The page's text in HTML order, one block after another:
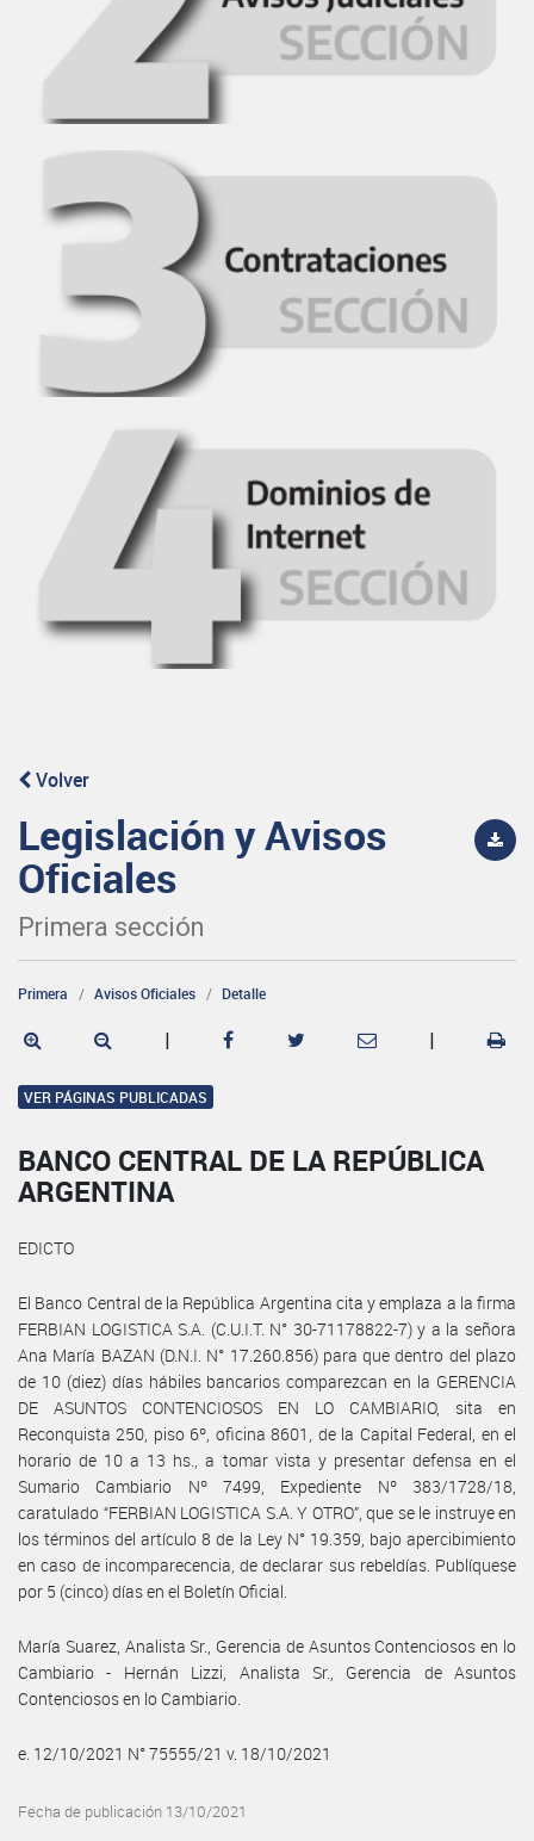
Volver
Legislación y Avisos
Oficiales
Primera sección
Primera Avisos Oficiales Detalle
| |
VER PÁGINAS PUBLICADAS
BANCO CENTRAL DE LA REPÚBLICA
ARGENTINA
EDICTO
El Banco Central de la República Argentina cita y emplaza a la firma
FERBIAN LOGISTICA S.A. (C.U.I.T. N° 30-71178822-7) y a la señora
Ana María BAZAN (D.N.I. N° 17.260.856) para que dentro del plazo
de 10 (diez) días hábiles bancarios comparezcan en la GERENCIA
DE ASUNTOS CONTENCIOSOS EN LO CAMBIARIO, sita en
Reconquista 250, piso 6º, oficina 8601, de la Capital Federal, en el
horario de 10 a 13 hs., a tomar vista y presentar defensa en el
Sumario Cambiario Nº 7499, Expediente Nº 383/1728/18,
caratulado “FERBIAN LOGISTICA S.A. Y OTRO”, que se le instruye en
los términos del artículo 8 de la Ley N° 19.359, bajo apercibimiento
en caso de incomparecencia, de declarar sus rebeldías. Publíquese
por 5 (cinco) días en el Boletín Oficial.
María Suarez, Analista Sr., Gerencia de Asuntos Contenciosos en lo
Cambiario - Hernán Lizzi, Analista Sr., Gerencia de Asuntos
Contenciosos en lo Cambiario.
e. 12/10/2021 N° 75555/21 v. 18/10/2021
Fecha de publicación 13/10/2021